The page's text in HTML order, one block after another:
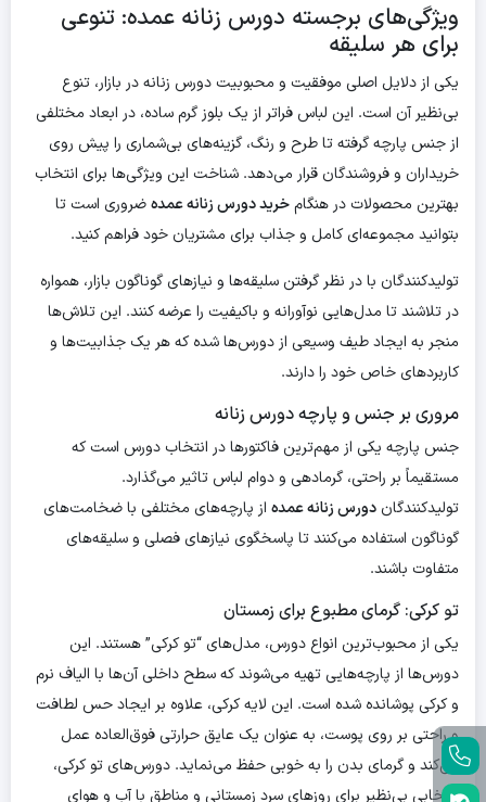
ویژگی‌های برجسته دورس زنانه عمده: تنوعی
برای هر سلیقه
یکی از دلایل اصلی موفقیت و محبوبیت دورس زنانه در بازار، تنوع
بی‌نظیر آن است. این لباس فراتر از یک بلوز گرم ساده، در ابعاد مختلفی
از جنس پارچه گرفته تا طرح و رنگ، گزینه‌های بی‌شماری را پیش روی
خریداران و فروشندگان قرار می‌دهد. شناخت این ویژگی‌ها برای انتخاب
بهترین محصولات در هنگامخرید دورس زنانه عمدهضروری است تا
بتوانید مجموعه‌ای کامل و جذاب برای مشتریان خود فراهم کنید.
تولیدکنندگان با در نظر گرفتن سلیقه‌ها و نیازهای گوناگون بازار، همواره
در تلاشند تا مدل‌هایی نوآورانه و باکیفیت را عرضه کنند. این تلاش‌ها
منجر به ایجاد طیف وسیعی از دورس‌ها شده که هر یک جذابیت‌ها و
کاربردهای خاص خود را دارند.
مروری بر جنس و پارچه دورس زنانه
جنس پارچه یکی از مهم‌ترین فاکتورها در انتخاب دورس است که
مستقیماً بر راحتی، گرمادهی و دوام لباس تاثیر می‌گذارد.
تولیدکنندگان دورس زنانه عمده از پارچه‌های مختلفی با ضخامت‌های
گوناگون استفاده می‌کنند تا پاسخگوی نیازهای فصلی و سلیقه‌های
متفاوت باشند.
تو کرکی: گرمای مطبوع برای زمستان
یکی از محبوب‌ترین انواع دورس، مدل‌های “تو کرکی” هستند. این
دورس‌ها از پارچه‌هایی تهیه می‌شوند که سطح داخلی آن‌ها با الیاف نرم
و کرکی پوشانده شده است. این لایه کرکی، علاوه بر ایجاد حس لطافت
و راحتی بر روی پوست، به عنوان یک عایق حرارتی فوق‌العاده عمل
می‌کند و گرمای بدن را به خوبی حفظ می‌نماید. دورس‌های تو کرکی،
انتخابی بی‌نظیر برای روزهای سرد زمستانی و مناطق با آب و هوای